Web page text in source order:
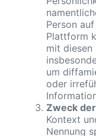
Person
Plattform
mit diesen
um
oder
Zweck
Kontext
Nennung